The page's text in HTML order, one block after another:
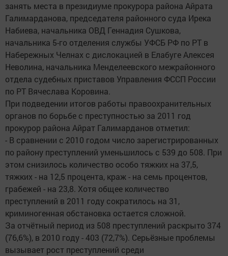
занять места в президиуме прокурора района Айрата
Галимарданова, председателя районного суда Ирека
Набиева, начальника ОВД Геннадия Сушкова,
начальника 5-го отделения службы УФСБ РФ по РТ в
Набережных Челнах с дислокацией в Елабуге Алексея
Неволина, начальника Менделеевского межрайонного
отдела судебных приставов Управления ФССП России
по РТ Вячеслава Коровина.
При подведении итогов работы правоохранительных
органов по борьбе с преступностью за 2011 год
прокурор района Айрат Галимарданов отметил:
- В сравнении с 2010 годом число зарегистрированных
по району преступлений уменьшилось с 539 до 508. При
этом снизилось количество особо тяжких на 37,5,
тяжких - на 12,5 процента, краж - на семь процентов,
грабежей - на 23,8. Хотя общее количество
преступлений в 2011 году сократилось на 31,
криминогенная обстановка остается сложной.
За отчётный период из 508 преступлений раскрыто 374
(76,6%), в 2010 году - 403 (72,7%). Серьёзные проблемы
вызывает рост преступлений среди